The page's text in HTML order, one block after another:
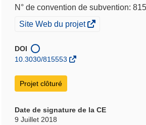
N° de convention de subvention:
(s’ouvre
nouvelle
fenêtre)
Site Web du projet
DOI
10.3030/815553
Projet clôturé
Date de signature de la CE
9 Juillet 2018